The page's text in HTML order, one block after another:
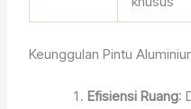
Keunggulan Pintu
Efisiensi Ruang: